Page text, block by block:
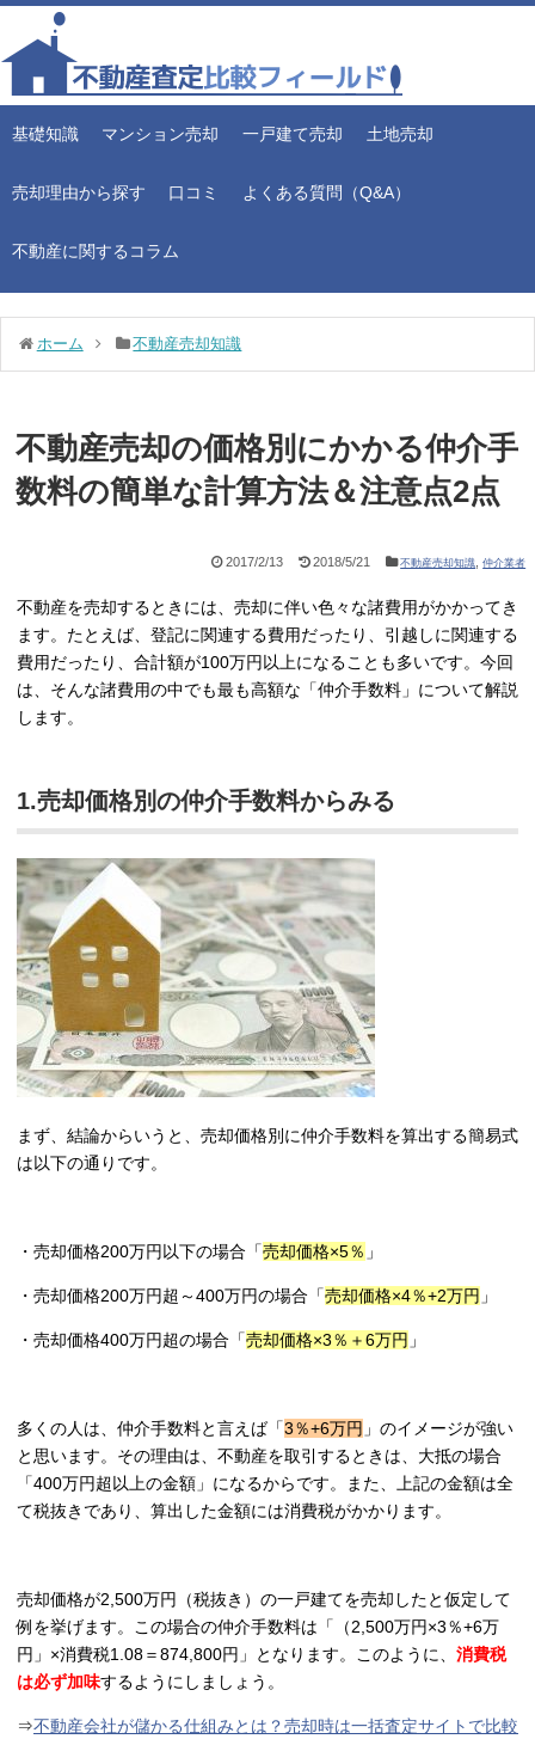
基礎知識 マンション売却 一戸建て売却 土地売却
売却理由から探す 口コミ よくある質問（Q&A）
不動産に関するコラム
ホーム 不動産売却知識
不動産売却の価格別にかかる仲介手
数料の簡単な計算方法＆注意点2点
2017/2/13 2018/5/21 不動産売却知識 ,仲介業者
不動産を売却するときには、売却に伴い色々な諸費用がかかってき
ます。たとえば、登記に関連する費用だったり、引越しに関連する
費用だったり、合計額が100万円以上になることも多いです。今回
は、そんな諸費用の中でも最も高額な「仲介手数料」について解説
します。
1.売却価格別の仲介手数料からみる
まず、結論からいうと、売却価格別に仲介手数料を算出する簡易式
は以下の通りです。
・売却価格200万円以下の場合「売却価格×5％ 」
・売却価格200万円超～400万円の場合「売却価格×4％+2万円 」
・売却価格400万円超の場合「売却価格×3％＋6万円 」
多くの人は、仲介手数料と言えば「3％+6万円 」のイメージが強い
と思います。その理由は、不動産を取引するときは、大抵の場合
「400万円超以上の金額」になるからです。また、上記の金額は全
て税抜きであり、算出した金額には消費税がかかります。
売却価格が2,500万円（税抜き）の一戸建てを売却したと仮定して
例を挙げます。この場合の仲介手数料は「（2,500万円×3％+6万
円」×消費税1.08＝874,800円」となります。このように、 消費税
は必ず加味するようにしましょう。
⇒不動産会社が儲かる仕組みとは？売却時は一括査定サイトで比較